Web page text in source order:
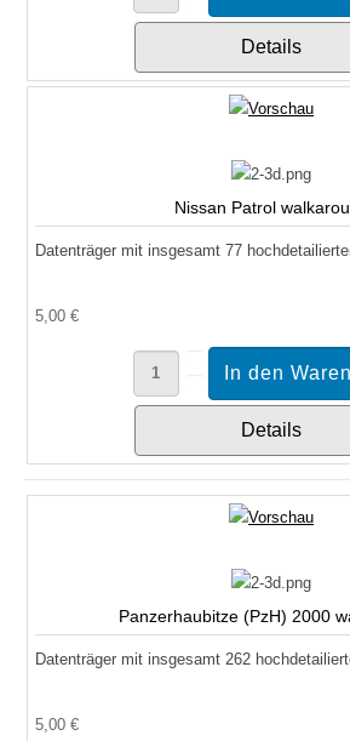
Details
Nissan Patrol
Datenträger mit insgesamt 77
5,00 €
Details
Panzerhaubitze (PzH) 2000
Datenträger mit insgesamt 262
5,00 €